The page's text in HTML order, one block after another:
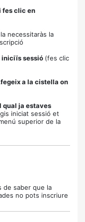
fes clic en
necessitaràs la
iniciïs sessió (fes clic
a la cistella on
qual ja estaves
iniciat sessió et
superior de la
de saber que la
no pots inscriure